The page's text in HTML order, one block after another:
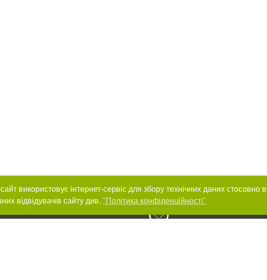
використовує інтернет-сервіс для збору технічних даних стосовно
відвідувачів сайту див. "Політика конфіденційності"